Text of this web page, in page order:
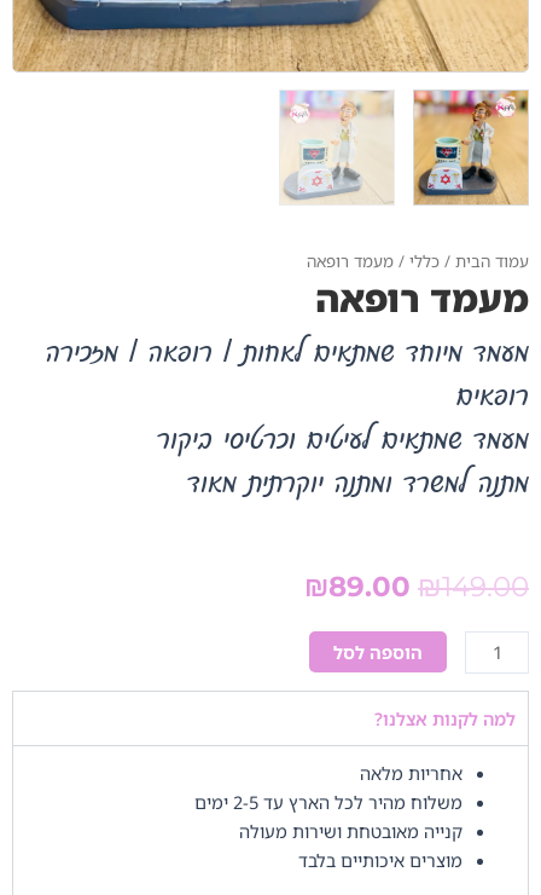
עמוד הבית / כללי / מעמד רופאה
מעמד רופאה
מעמד מיוחד שמתאים לאחות / רופאה / מזכירה
רופאים
מעמד שמתאים לעיטים וכרטיסי ביקור
מתנה למשרד ומתנה יוקרתית מאוד
₪149.00
המחיר
המקורי
היה:
₪149.00.
₪89.00
כמות
מעמד
רופאה
הוספה לסל
למה לקנות אצלנו?
אחריות מלאה
משלוח מהיר לכל הארץ עד 2-5 ימים
קנייה מאובטחת ושירות מעולה
מוצרים איכותיים בלבד